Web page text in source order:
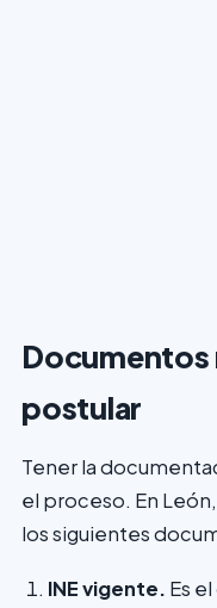
Documentos
postular
Tener la
el proceso. En
los siguientes
INE vigente. Es